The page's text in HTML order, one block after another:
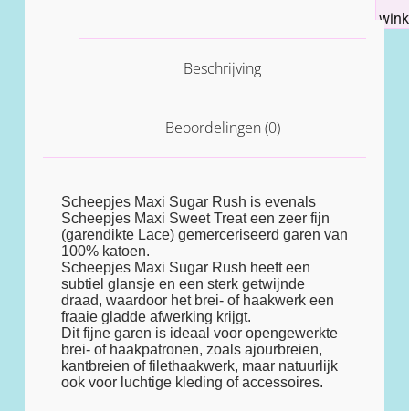
Beschrijving
Beoordelingen (0)
Scheepjes Maxi Sugar Rush is evenals
Scheepjes Maxi Sweet Treat een zeer fijn
(garendikte Lace) gemerceriseerd garen van
100% katoen.
Scheepjes Maxi Sugar Rush heeft een
subtiel glansje en een sterk getwijnde
draad, waardoor het brei- of haakwerk een
fraaie gladde afwerking krijgt.
Dit fijne garen is ideaal voor opengewerkte
brei- of haakpatronen, zoals ajourbreien,
kantbreien of filethaakwerk, maar natuurlijk
ook voor luchtige kleding of accessoires.